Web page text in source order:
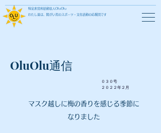
特定非営利活動法人OluOlu
わたし達は、障がい児のスポーツ・文化活動の応援団です
OluOlu通信
０３０号
​２０２２年２月
マスク越しに梅の香りを感じる季節に
なりました